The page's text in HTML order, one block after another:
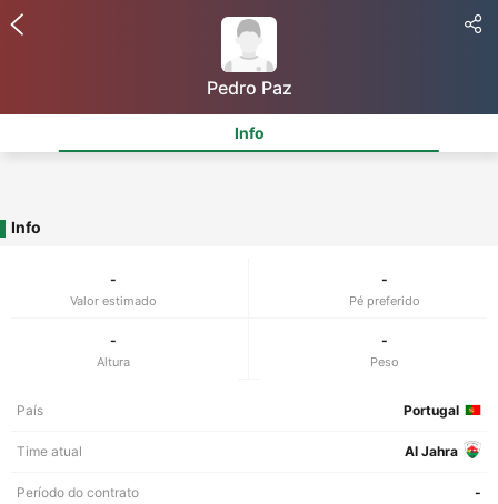
Pedro Paz
Info
Info
-
Valor estimado
-
Pé preferido
-
Altura
-
Peso
País Portugal
Time atual Al Jahra
Período do contrato -